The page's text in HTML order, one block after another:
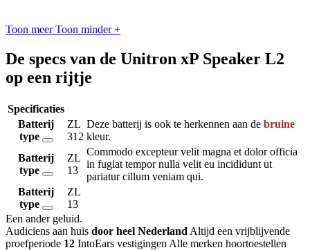
Toon meer Toon minder +
De specs van de Unitron xP Speaker L2
op een rijtje
Specificaties
Batterij
type
ZL
312
Deze batterij is ook te herkennen aan de bruine
kleur.
Batterij
type
ZL
13
Commodo excepteur velit magna et dolor officia
in fugiat tempor nulla velit eu incididunt ut
pariatur cillum veniam qui.
Batterij
type
ZL
13
Een ander geluid.
Audiciens aan huis door heel Nederland Altijd een vrijblijvende
proefperiode 12 IntoEars vestigingen Alle merken hoortoestellen